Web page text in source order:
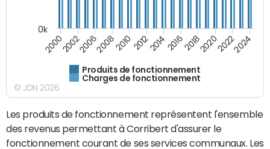
Produits de fonctionnement
Charges de fonctionnement
20002002200620082010 2012201420162018202020222024
0k
© JDN 2026
Les produits de fonctionnement représentent l'ensemble
des revenus permettant à Corribert d'assurer le
fonctionnement courant de ses services communaux. Les